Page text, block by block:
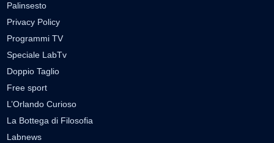
Palinsesto
Privacy Policy
Programmi TV
Speciale LabTv
Doppio Taglio
Free sport
L’Orlando Curioso
La Bottega di Filosofia
Labnews